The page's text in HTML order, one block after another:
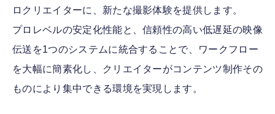
ロクリエイターに、新たな撮影体験を提供します。
プロレベルの安定化性能と、信頼性の高い低遅延の映像
伝送を1つのシステムに統合することで、ワークフロー
を大幅に簡素化し、クリエイターがコンテンツ制作その
ものにより集中できる環境を実現します。